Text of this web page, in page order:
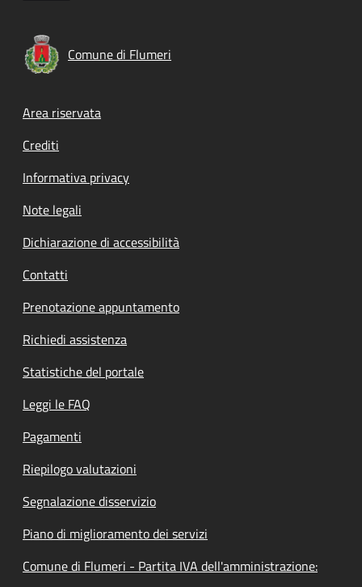
Comune di Flumeri
Footer menu
Area riservata
Crediti
Informativa privacy
Note legali
Dichiarazione di accessibilità
Contatti
Prenotazione appuntamento
Richiedi assistenza
Statistiche del portale
Leggi le FAQ
Pagamenti
Riepilogo valutazioni
Segnalazione disservizio
Piano di miglioramento dei servizi
Comune di Flumeri - Partita IVA dell'amministrazione: